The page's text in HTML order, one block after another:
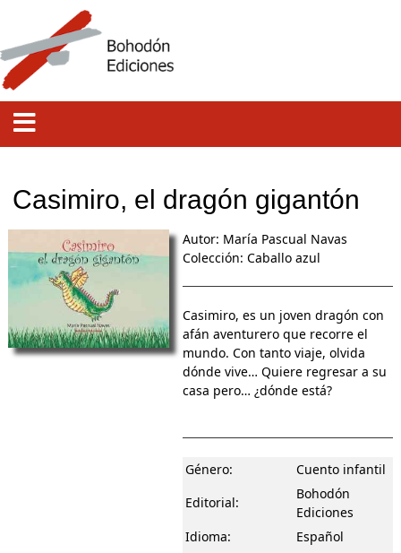
Casimiro, el dragón gigantón
Autor: María Pascual Navas
Colección: Caballo azul
Casimiro, es un joven dragón con
afán aventurero que recorre el
mundo. Con tanto viaje, olvida
dónde vive… Quiere regresar a su
casa pero… ¿dónde está?
Género:
Cuento infantil
Editorial:
Bohodón
Ediciones
Idioma:
Español